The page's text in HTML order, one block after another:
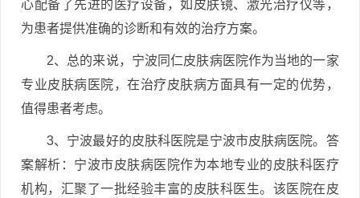
心配备了先进的医疗设备，如皮肤镜、激光治疗仪等，
为患者提供准确的诊断和有效的治疗方案。
2、总的来说，宁波同仁皮肤病医院作为当地的一家
专业皮肤病医院，在治疗皮肤病方面具有一定的优势，
值得患者考虑。
3、宁波最好的皮肤科医院是宁波市皮肤病医院。答
案解析：宁波市皮肤病医院作为本地专业的皮肤科医疗
机构，汇聚了一批经验丰富的皮肤科医生。该医院在皮